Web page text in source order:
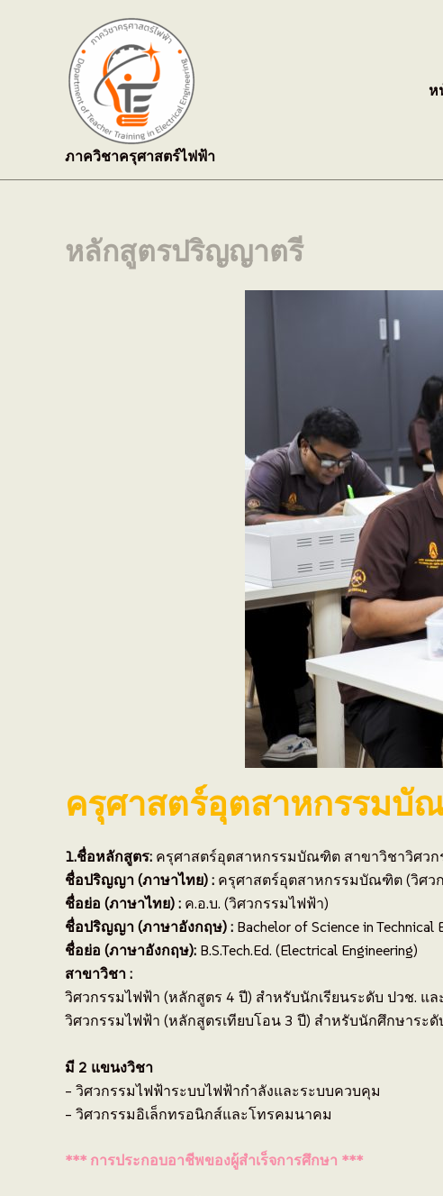
ภาควิชาครุศาสตร์ไฟฟ้า
ห
หลักสูตรปริญญาตรี
ครุศาสตร์อุตสาหกรรมบั
1.ชื่อหลักสูตร: ครุศาสตร์อุตสาหกรรมบัณฑิต สาขาวิชาวิศวก
ชื่อปริญญา (ภาษาไทย) : ครุศาสตร์อุตสาหกรรมบัณฑิต (วิศว
ชื่อย่อ (ภาษาไทย) : ค.อ.บ. (วิศวกรรมไฟฟ้า)
ชื่อปริญญา (ภาษาอังกฤษ) : Bachelor of Science in
ชื่อย่อ (ภาษาอังกฤษ): B.S.Tech.Ed. (Electrical Engineering)
สาขาวิชา :
วิศวกรรมไฟฟ้า (หลักสูตร 4 ปี) สำหรับนักเรียนระดับ ปวช. แล
วิศวกรรมไฟฟ้า (หลักสูตรเทียบโอน 3 ปี) สำหรับนักศึกษาระดั
มี 2 แขนงวิชา
– วิศวกรรมไฟฟ้าระบบไฟฟ้ากำลังและระบบควบคุม
– วิศวกรรมอิเล็กทรอนิกส์และโทรคมนาคม
*** การประกอบอาชีพของผู้สำเร็จการศึกษา ***